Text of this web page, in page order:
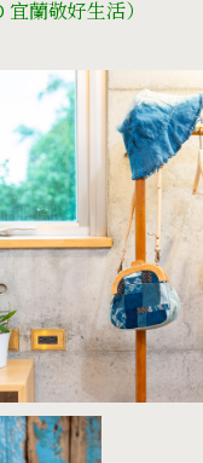
蘭敬好生活）